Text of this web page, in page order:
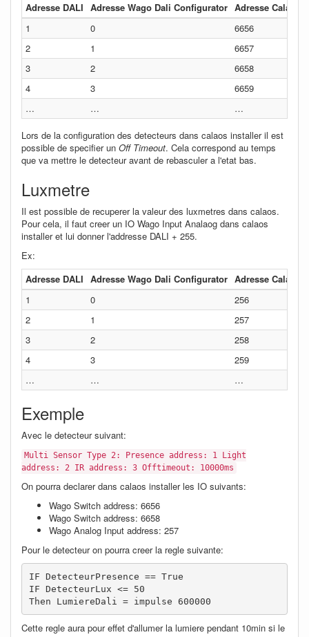
Adresse DALI Adresse Wago Dali Configurator Adresse Calaos
1
0
6656
2
1
6657
3
2
6658
4
3
6659
…
… …
Lors de la configuration des detecteurs dans calaos installer il est
possible de specifier un Off Timeout. Cela correspond au temps
que va mettre le detecteur avant de rebasculer a l'etat bas.
Luxmetre
Il est possible de recuperer la valeur des luxmetres dans calaos.
Pour cela, il faut creer un IO Wago Input Analaog dans calaos
installer et lui donner l'addresse DALI + 255.
Ex:
Adresse DALI Adresse Wago Dali Configurator Adresse Calaos
1
0
256
2
1
257
3
2
258
4
3
259
…
… …
Exemple
Avec le detecteur suivant:
Multi Sensor Type 2: Presence address: 1 Light
address: 2 IR address: 3 Offtimeout: 10000ms
On pourra declarer dans calaos installer les IO suivants:
Wago Switch address: 6656
Wago Switch address: 6658
Wago Analog Input address: 257
Pour le detecteur on pourra creer la regle suivante:
IF DetecteurPresence == True
IF DetecteurLux <= 50
Then LumiereDali = impulse 600000
Cette regle aura pour effet d'allumer la lumiere pendant 10min si le